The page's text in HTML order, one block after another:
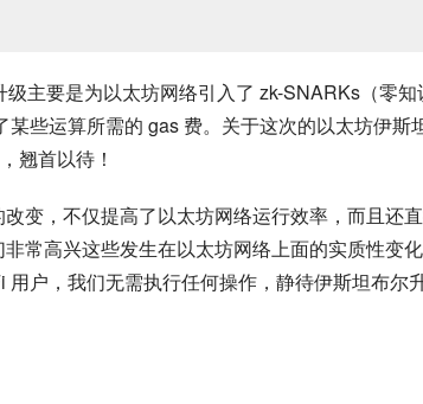
主要是为以太坊网络引入了 zk-SNARKs（零知
些运算所需的 gas 费。关于这次的以太坊伊斯
翘首以待！
变，不仅提高了以太坊网络运行效率，而且还
常高兴这些发生在以太坊网络上面的实质性变化
用户，我们无需执行任何操作，静待伊斯坦布尔